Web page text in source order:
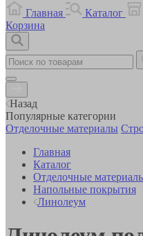
Главная
Каталог
Корзина
Назад
Популярные категории
Отделочные материалы
Главная
Каталог
Отделочные
Напольные покрытия
Линолеум